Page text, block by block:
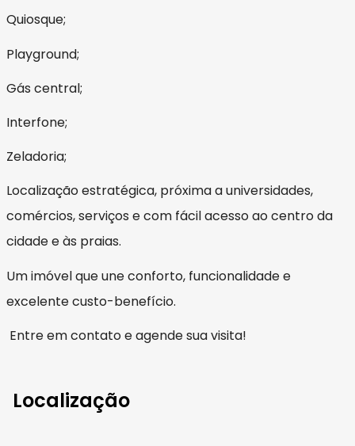
Quiosque;
Playground;
Gás central;
Interfone;
Zeladoria;
Localização estratégica, próxima a universidades,
comércios, serviços e com fácil acesso ao centro da
cidade e às praias.
Um imóvel que une conforto, funcionalidade e
excelente custo-benefício.
Entre em contato e agende sua visita!
Localização